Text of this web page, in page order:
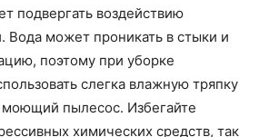
подвергать воздействию
Вода может проникать в стыки и
поэтому при уборке
слегка влажную тряпку
пылесос. Избегайте
химических средств, так